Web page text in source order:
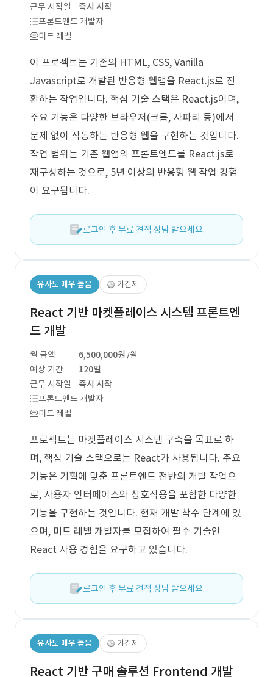
근무 시작일
즉시 시작
프론트엔드 개발자
미드 레벨
이 프로젝트는 기존의 HTML, CSS, Vanilla
Javascript로 개발된 반응형 웹앱을 React.js로 전
환하는 작업입니다. 핵심 기술 스택은 React.js이며,
주요 기능은 다양한 브라우저(크롬, 사파리 등)에서
문제 없이 작동하는 반응형 웹을 구현하는 것입니다.
작업 범위는 기존 웹앱의 프론트엔드를 React.js로
재구성하는 것으로, 5년 이상의 반응형 웹 작업 경험
이 요구됩니다.
로그인 후 무료 견적 상담 받으세요.
유사도 매우 높음 기간제
React 기반 마켓플레이스 시스템 프론트엔
드 개발
월 금액 6,500,000원 /월
예상 기간
120일
근무 시작일
즉시 시작
프론트엔드 개발자
미드 레벨
프로젝트는 마켓플레이스 시스템 구축을 목표로 하
며, 핵심 기술 스택으로는 React가 사용됩니다. 주요
기능은 기획에 맞춘 프론트엔드 전반의 개발 작업으
로, 사용자 인터페이스와 상호작용을 포함한 다양한
기능을 구현하는 것입니다. 현재 개발 착수 단계에 있
으며, 미드 레벨 개발자를 모집하여 필수 기술인
React 사용 경험을 요구하고 있습니다.
로그인 후 무료 견적 상담 받으세요.
유사도 매우 높음 기간제
React 기반 구매 솔루션 Frontend 개발